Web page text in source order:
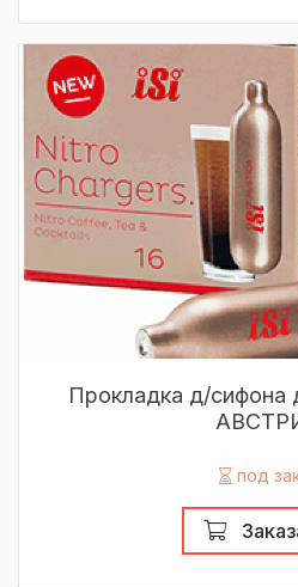
Прокладка д/сифона
под